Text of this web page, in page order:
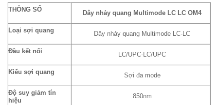
THÔNG SỐ Dây nhảy quang Multimode LC LC OM4
Loại sợi quang Dây nhảy quang Multimode LC-LC
Đầu kết nối LC/UPC-LC/UPC
Kiểu sợi quang Sợi đa mode
Độ suy giảm tín
hiệu
850nm